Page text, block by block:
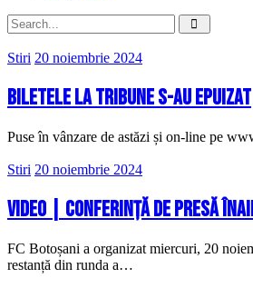
Stiri 20 noiembrie 2024
Biletele la tribune s-au epuizat
Puse în vânzare de astăzi și on-line pe
Stiri 20 noiembrie 2024
VIDEO | Conferință de presă
FC Botoșani a organizat miercuri, 20
restanță din runda a…